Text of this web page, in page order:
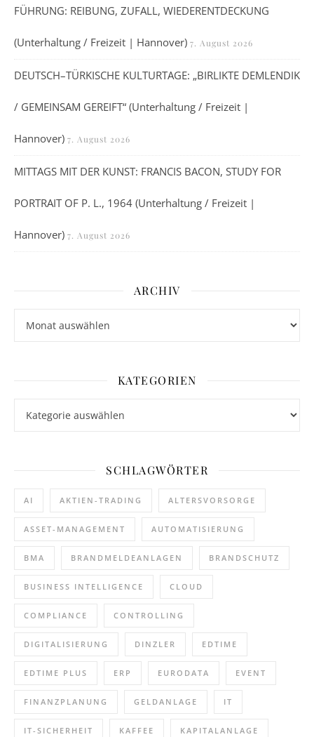
FÜHRUNG: REIBUNG, ZUFALL, WIEDERENTDECKUNG
(Unterhaltung / Freizeit | Hannover) 7. August 2026
DEUTSCH–TÜRKISCHE KULTURTAGE: „BIRLIKTE DEMLENDIK
/ GEMEINSAM GEREIFT“ (Unterhaltung / Freizeit |
Hannover) 7. August 2026
MITTAGS MIT DER KUNST: FRANCIS BACON, STUDY FOR
PORTRAIT OF P. L., 1964 (Unterhaltung / Freizeit |
Hannover) 7. August 2026
ARCHIV
KATEGORIEN
SCHLAGWÖRTER
AI AKTIEN-TRADING ALTERSVORSORGE
ASSET-MANAGEMENT AUTOMATISIERUNG
BMA BRANDMELDEANLAGEN BRANDSCHUTZ
BUSINESS INTELLIGENCE CLOUD
COMPLIANCE CONTROLLING
DIGITALISIERUNG DINZLER EDTIME
EDTIME PLUS ERP EURODATA EVENT
FINANZPLANUNG GELDANLAGE IT
IT-SICHERHEIT KAFFEE KAPITALANLAGE